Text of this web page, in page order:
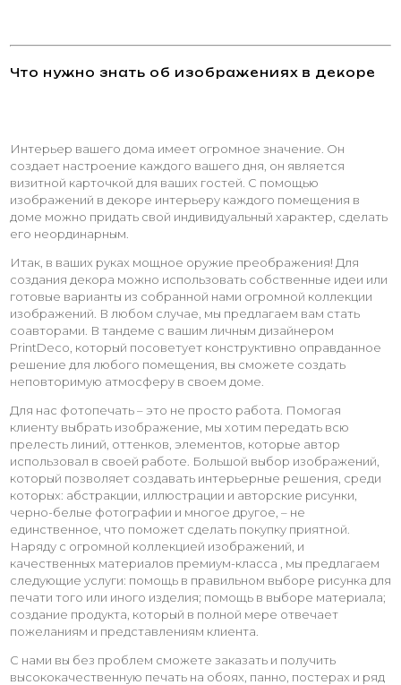
Что нужно знать об изображениях в декоре
Интерьер вашего дома имеет огромное значение. Он
создает настроение каждого вашего дня, он является
визитной карточкой для ваших гостей. С помощью
изображений в декоре интерьеру каждого помещения в
доме можно придать свой индивидуальный характер, сделать
его неординарным.
Итак, в ваших руках мощное оружие преображения! Для
создания декора можно использовать собственные идеи или
готовые варианты из собранной нами огромной коллекции
изображений. В любом случае, мы предлагаем вам стать
соавторами. В тандеме с вашим личным дизайнером
PrintDeco, который посоветует конструктивно оправданное
решение для любого помещения, вы сможете создать
неповторимую атмосферу в своем доме.
Для нас фотопечать – это не просто работа. Помогая
клиенту выбрать изображение, мы хотим передать всю
прелесть линий, оттенков, элементов, которые автор
использовал в своей работе. Большой выбор изображений,
который позволяет создавать интерьерные решения, среди
которых: абстракции, иллюстрации и авторские рисунки,
черно-белые фотографии и многое другое, – не
единственное, что поможет сделать покупку приятной.
Наряду с огромной коллекцией изображений, и
качественных материалов премиум-класса , мы предлагаем
следующие услуги: помощь в правильном выборе рисунка для
печати того или иного изделия; помощь в выборе материала;
создание продукта, который в полной мере отвечает
пожеланиям и представлениям клиента.
С нами вы без проблем сможете заказать и получить
высококачественную печать на обоях, панно, постерах и ряд